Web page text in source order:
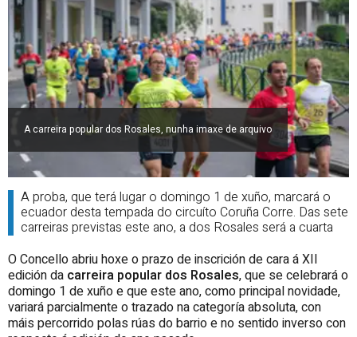
A carreira popular dos Rosales, nunha imaxe de arquivo
A proba, que terá lugar o domingo 1 de xuño, marcará o
ecuador desta tempada do circuíto Coruña Corre. Das sete
carreiras previstas este ano, a dos Rosales será a cuarta
O Concello abriu hoxe o prazo de inscrición de cara á XII
edición da carreira popular dos Rosales, que se celebrará o
domingo 1 de xuño e que este ano, como principal novidade,
variará parcialmente o trazado na categoría absoluta, con
máis percorrido polas rúas do barrio e no sentido inverso con